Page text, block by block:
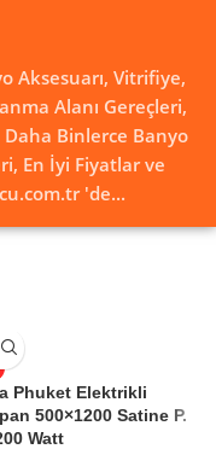
Aksesuarı, Vitrifiye,
Alanı Gereçleri,
Binlerce Banyo
En İyi Fiyatlar ve
'de...
Phuket Elektrikli
500×1200 Satine P.
Watt